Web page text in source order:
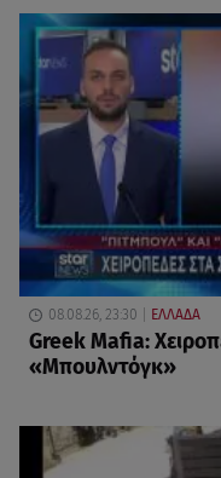
08.08.26, 23:30 ΕΛΛΑΔΑ
Greek Mafia:
«Μπουλντόγκ»